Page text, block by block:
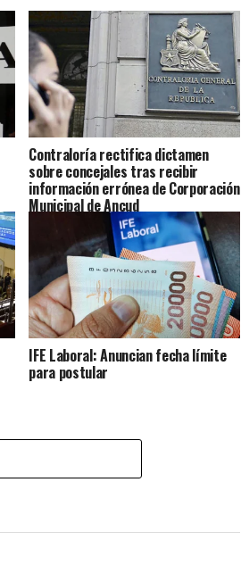
Contraloría rectifica dictamen
sobre concejales tras recibir
información errónea de Corporación
Municipal de Ancud
IFE Laboral: Anuncian fecha límite
para postular